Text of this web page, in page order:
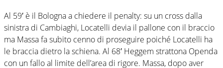
Al 59′ è il Bologna a chiedere il penalty: su un cross dalla
sinistra di Cambiaghi, Locatelli devia il pallone con il braccio
ma Massa fa subito cenno di proseguire poiché Locatelli ha
le braccia dietro la schiena. Al 68′ Heggem strattona Openda
con un fallo al limite dell’area di rigore. Massa, dopo aver